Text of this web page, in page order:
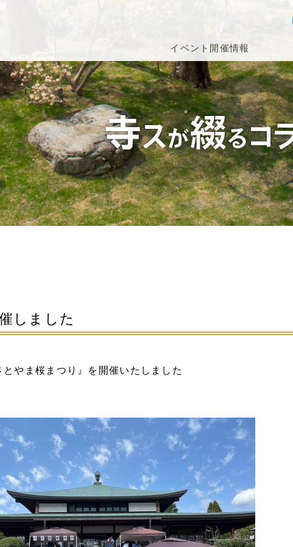
イベント開催情報
しました
やま桜まつり』を開催いたしました